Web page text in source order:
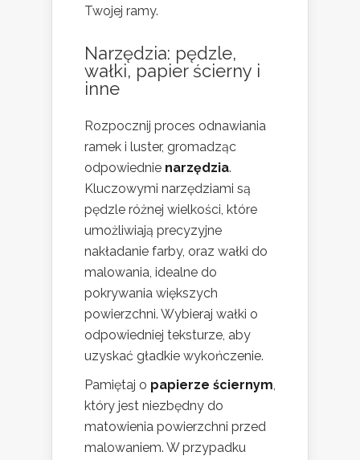
Twojej ramy.
Narzędzia: pędzle,
wałki, papier ścierny i
inne
Rozpocznij proces odnawiania
ramek i luster, gromadząc
odpowiednie narzędzia.
Kluczowymi narzędziami są
pędzle różnej wielkości, które
umożliwiają precyzyjne
nakładanie farby, oraz wałki do
malowania, idealne do
pokrywania większych
powierzchni. Wybieraj wałki o
odpowiedniej teksturze, aby
uzyskać gładkie wykończenie.
Pamiętaj o papierze ściernym,
który jest niezbędny do
matowienia powierzchni przed
malowaniem. W przypadku